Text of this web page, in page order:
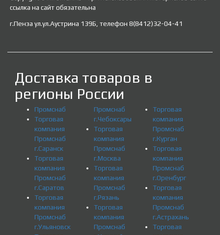
ссылка на сайт обязательна
г.Пенза ул.ул.Аустрина 139Б, телефон 8(8412)32-04-41
Доставка товаров в
регионы России
Промснаб
Торговая
компания
Промснаб
г.Саранск
Торговая
компания
Промснаб
г.Саратов
Торговая
компания
Промснаб
г.Ульяновск
Промснаб
г.Чебоксары
Торговая
компания
Промснаб
г.Москва
Торговая
компания
Промснаб
г.Рязань
Торговая
компания
Промснаб
Торговая
компания
Промснаб
г.Курган
Торговая
компания
Промснаб
г.Оренбург
Торговая
компания
Промснаб
г.Астрахань
Торговая